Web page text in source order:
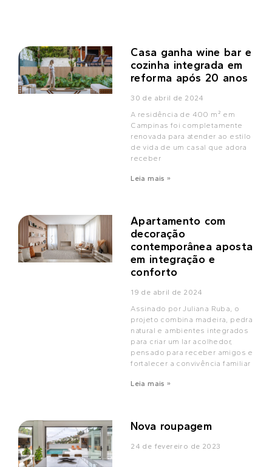
Casa ganha wine bar e
cozinha integrada em
reforma após 20 anos
30 de abril de 2024
A residência de 400 m² em
Campinas foi completamente
renovada para atender ao estilo
de vida de um casal que adora
receber
Leia mais »
Apartamento com
decoração
contemporânea aposta
em integração e
conforto
19 de abril de 2024
Assinado por Juliana Ruba, o
projeto combina madeira, pedra
natural e ambientes integrados
para criar um lar acolhedor,
pensado para receber amigos e
fortalecer a convivência familiar
Leia mais »
Nova roupagem
24 de fevereiro de 2023